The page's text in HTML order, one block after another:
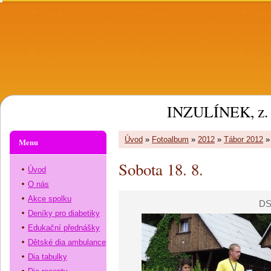
INZULÍNEK, z.
Úvod » Fotoalbum » 2012 » Tábor 2012
Sobota 18. 8.
Menu
Úvod
O nás
Akce spolku
Deníky pro diabetiky
Edukační přednášky
Dětské dia ambulance
Dia tabulky